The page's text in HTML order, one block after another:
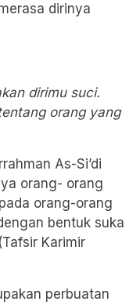
dirinya
dirimu suci.
orang yang
As-Si’di
orang- orang
orang-orang
bentuk suka
Karimir
perbuatan